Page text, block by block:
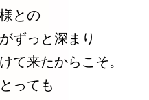
との
ずっと深まり
て来たからこそ。
っても